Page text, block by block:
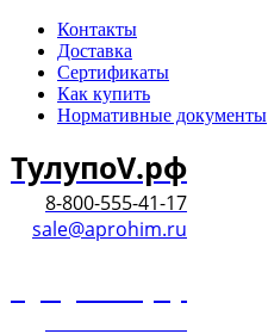
Контакты
Доставка
Сертификаты
Как купить
Нормативные документы
ТулупоV.рф
8-800-555-41-17
sale@aprohim.ru